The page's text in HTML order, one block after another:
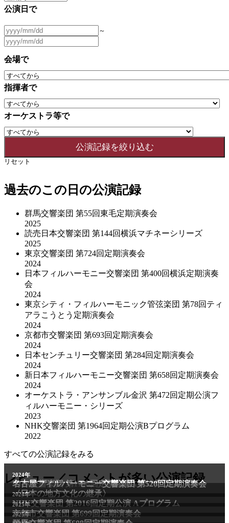
公演日で
～
会場で
指揮者で
オーケストラ等で
リセット
過去のこの日の公演記録
群馬交響楽団 第55回東毛定期演奏会
2025
読売日本交響楽団 第144回横浜マチネーシリーズ
2025
東京交響楽団 第724回定期演奏会
2024
日本フィルハーモニー交響楽団 第400回横浜定期演奏
会
2024
東京シティ・フィルハーモニック管弦楽団 第78回ティ
アラこうとう定期演奏会
2024
京都市交響楽団 第693回定期演奏会
2024
日本センチュリー交響楽団 第284回定期演奏会
2024
新日本フィルハーモニー交響楽団 第658回定期演奏会
2024
オーケストラ・アンサンブル金沢 第472回定期公演フ
ィルハーモニー・シリーズ
2023
NHK交響楽団 第1964回定期公演Bプログラム
2022
すべての公演記録をみる
レビュー／コメントが多い公演記録